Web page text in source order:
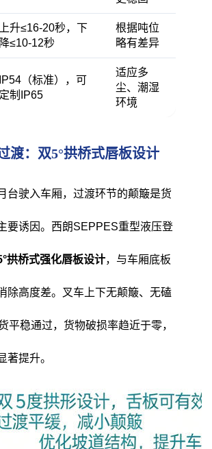
上升≤16-20秒，下
降≤10-12秒
根据吨位
略有差异
IP54（标准），可
定制IP65
适应多
尘、潮湿
环境
渡：双5°拱桥式唇板设计
台驶入车厢，过渡环节的颠簸是货
要诱因。西朗SEPPES重型液压登
拱桥式强化唇板设计，与车厢底板
除高度差。叉车上下无颠簸、无磕
平稳通过，货物破损率趋近于零，
著提升。